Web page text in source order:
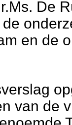
De
de
en de
van de